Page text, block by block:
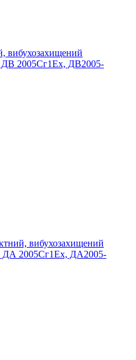
вибухозахищений
2005Сг1Ех, ДВ2005-
вибухозахищений
2005Сг1Ех, ДА2005-